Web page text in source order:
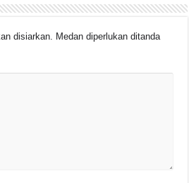
disiarkan. Medan diperlukan ditanda